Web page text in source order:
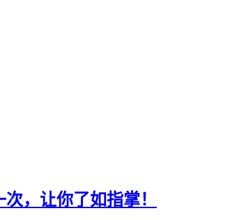
，让你了如指掌！